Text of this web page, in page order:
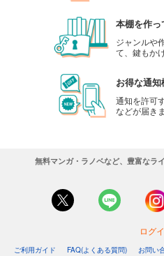
本棚を作っ
ジャンルや
て、鍵もか
お得な通知
通知を許可
などが届きま
無料マンガ・ラノベなど、豊富なラ
ログ
ご利用ガイド FAQ(よくある質問) お問い